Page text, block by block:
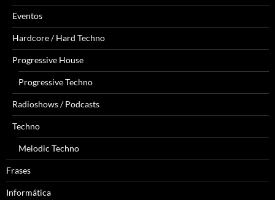
Eventos
Hardcore / Hard Techno
Progressive House
Progressive Techno
Radioshows / Podcasts
Techno
Melodic Techno
Frases
Informática